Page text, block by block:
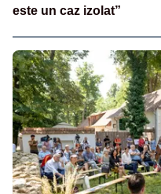
este un caz izolat”